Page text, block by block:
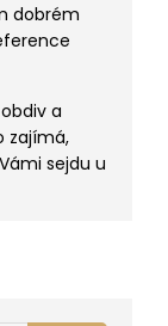
dobrém
a
zajímá,
sejdu u